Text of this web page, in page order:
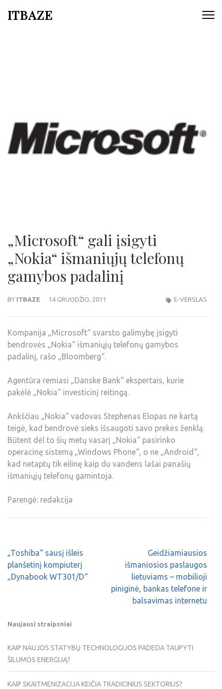
ITBAZE
„Microsoft“ gali įsigyti
„Nokia“ išmaniųjų telefonų
gamybos padalinį
BY ITBAZE 14 GRUODŽIO, 2011 E-VERSLAS
Kompanija „Microsoft“ svarsto galimybę įsigyti
bendrovės „Nokia“ išmaniųjų telefonų gamybos
padalinį, rašo „Bloomberg“.
Agentūra remiasi „Danske Bank“ ekspertais, kurie
pakėlė „Nokia“ investicinį reitingą.
Ankščiau „Nokia“ vadovas Stephenas Elopas ne kartą
teigė, kad bendrovė sieks išsaugoti savo prekės ženklą.
Būtent dėl to šių metų vasarį „Nokia“ pasirinko
operacinę sistemą „Windows Phone“, o ne „Android“,
kad netaptų tik eilinę kaip du vandens lašai panašių
išmaniųjų telefonų gamintoja.
Parengė: redakcija
„Toshiba“ sausį išleis
planšetinį kompiuterį
„Dynabook WT301/D“
Geidžiamiausios
išmaniosios paslaugos
lietuviams – mobilioji
piniginė, bankas telefone ir
balsavimas internetu
Naujausi straipsniai
KAIP NAUJOS STATYBŲ TECHNOLOGIJOS PADEDA TAUPYTI
ŠILUMOS ENERGIJĄ?
KAIP SKAITMENIZACIJA KEIČIA TRADICINIUS SEKTORIUS?